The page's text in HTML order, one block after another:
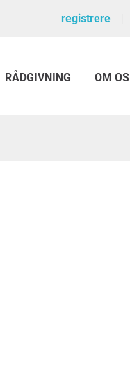
registrere
RÅDGIVNING OM OS